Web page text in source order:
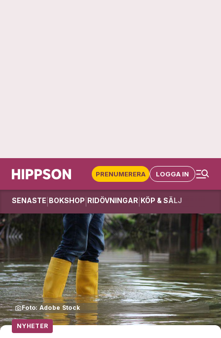
PRENUMERERA LOGGA IN
SENASTE BOKSHOP RIDÖVNINGAR KÖP & SÄLJ
Foto: Adobe Stock
NYHETER